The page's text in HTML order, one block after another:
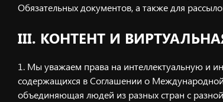
Обязательных документов, а также для
III. КОНТЕНТ И
Мы уважаем права на интеллектуальную и
содержащихся в Соглашении о Международной
объединяющая людей из разных стран с